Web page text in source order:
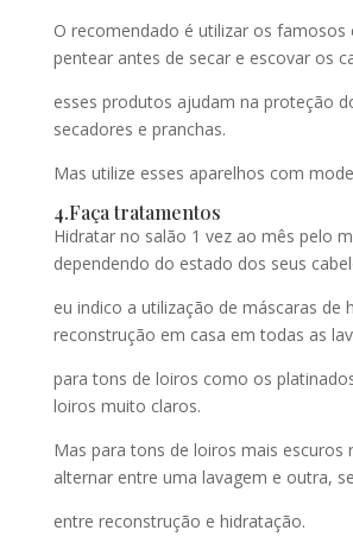
O recomendado é utilizar os famosos
pentear antes de secar e escovar os
esses produtos ajudam na proteção
secadores e pranchas.
Mas utilize esses aparelhos com
4.Faça tratamentos
Hidratar no salão 1 vez ao mês pelo
dependendo do estado dos seus
eu indico a utilização de máscaras de
reconstrução em casa em todas as
para tons de loiros como os
loiros muito claros.
Mas para tons de loiros mais escuros
alternar entre uma lavagem e outra,
entre reconstrução e hidratação.